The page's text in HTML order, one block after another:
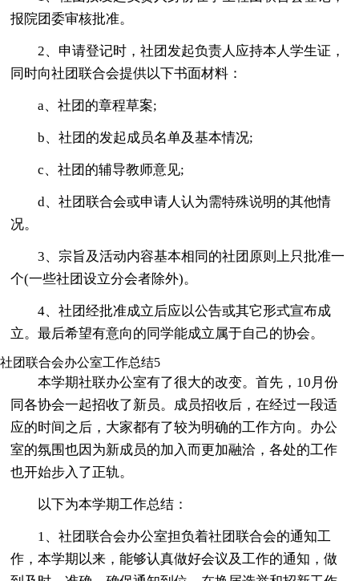
报院团委审核批准。
2、申请登记时，社团发起负责人应持本人学生证，
同时向社团联合会提供以下书面材料：
a、社团的章程草案;
b、社团的发起成员名单及基本情况;
c、社团的辅导教师意见;
d、社团联合会或申请人认为需特殊说明的其他情
况。
3、宗旨及活动内容基本相同的社团原则上只批准一
个(一些社团设立分会者除外)。
4、社团经批准成立后应以公告或其它形式宣布成
立。最后希望有意向的同学能成立属于自己的协会。
社团联合会办公室工作总结5
本学期社联办公室有了很大的改变。首先，10月份
同各协会一起招收了新员。成员招收后，在经过一段适
应的时间之后，大家都有了较为明确的工作方向。办公
室的氛围也因为新成员的加入而更加融洽，各处的工作
也开始步入了正轨。
以下为本学期工作总结：
1、社团联合会办公室担负着社团联合会的通知工
作，本学期以来，能够认真做好会议及工作的通知，做